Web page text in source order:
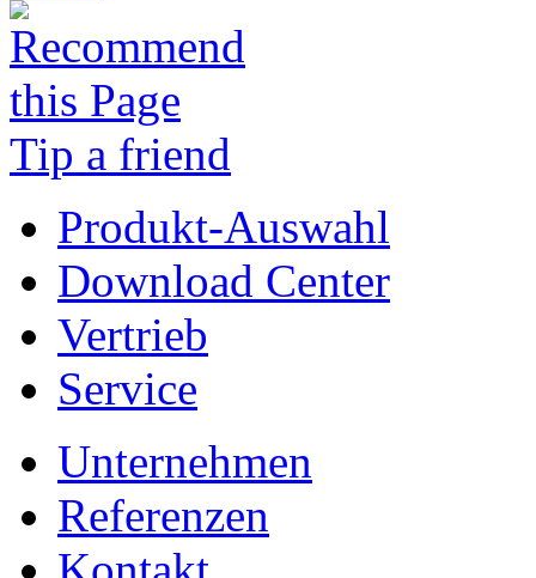
Tip a friend
Produkt-Auswahl
Download Center
Vertrieb
Service
Unternehmen
Referenzen